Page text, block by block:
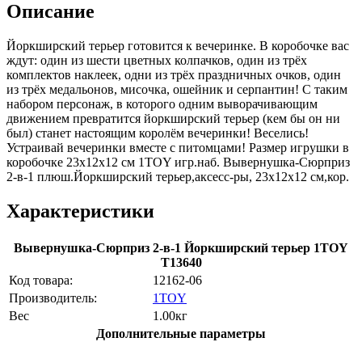
Описание
Йоркширский терьер готовится к вечеринке. В коробочке вас
ждут: один из шести цветных колпачков, один из трёх
комплектов наклеек, одни из трёх праздничных очков, один
из трёх медальонов, мисочка, ошейник и серпантин! С таким
набором персонаж, в которого одним выворачивающим
движением превратится йоркширский терьер (кем бы он ни
был) станет настоящим королём вечеринки! Веселись!
Устраивай вечеринки вместе с питомцами! Размер игрушки в
коробочке 23x12x12 см 1TOY игр.наб. Вывернушка-Сюрприз
2-в-1 плюш.Йоркширский терьер,аксесс-ры, 23х12х12 см,кор.
Характеристики
Вывернушка-Сюрприз 2-в-1 Йоркширский терьер 1TOY
Т13640
Код товара:
12162-06
Производитель:
1TOY
Вес
1.00кг
Дополнительные параметры